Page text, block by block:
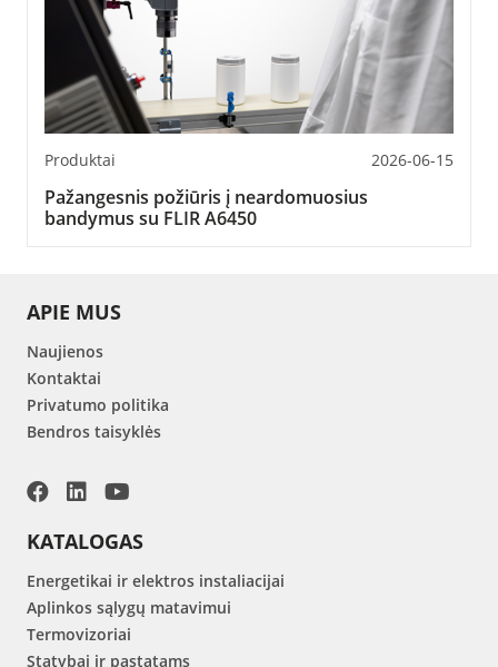
Produktai 2026-06-15
Pažangesnis požiūris į neardomuosius
bandymus su FLIR A6450
APIE MUS
Naujienos
Kontaktai
Privatumo politika
Bendros taisyklės
KATALOGAS
Energetikai ir elektros instaliacijai
Aplinkos sąlygų matavimui
Termovizoriai
Statybai ir pastatams